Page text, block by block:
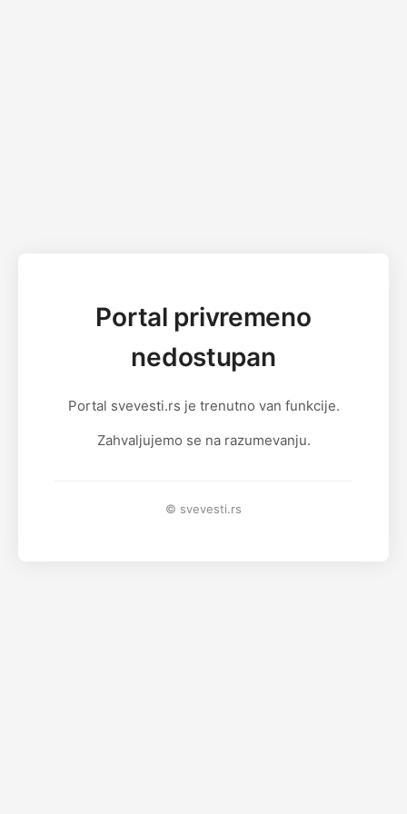
Portal privremeno
nedostupan
Portal svevesti.rs je trenutno van funkcije.
Zahvaljujemo se na razumevanju.
© svevesti.rs